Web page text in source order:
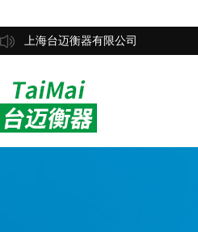
上海台迈衡器有限公司